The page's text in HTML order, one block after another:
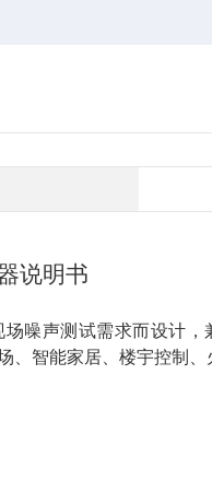
说明书
场噪声测试需求而设计
智能家居、楼宇控制、